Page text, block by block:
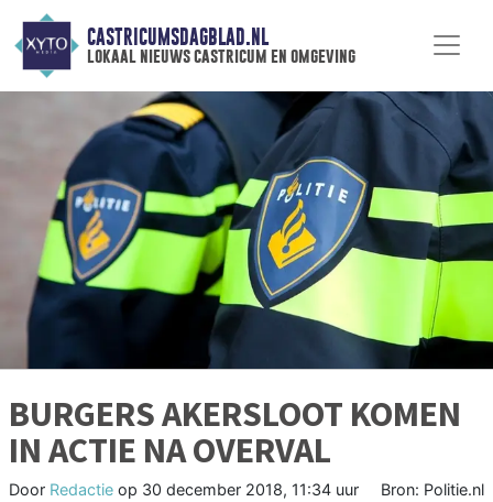
CASTRICUMSDAGBLAD.NL
lokaal nieuws castricum en omgeving
BURGERS AKERSLOOT KOMEN
IN ACTIE NA OVERVAL
Door Redactie op 30 december 2018, 11:34 uur Bron: Politie.nl